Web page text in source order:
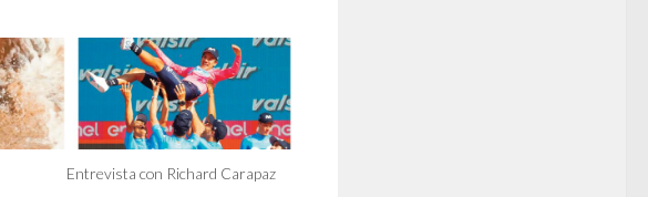
Entrevista con Richard Carapaz